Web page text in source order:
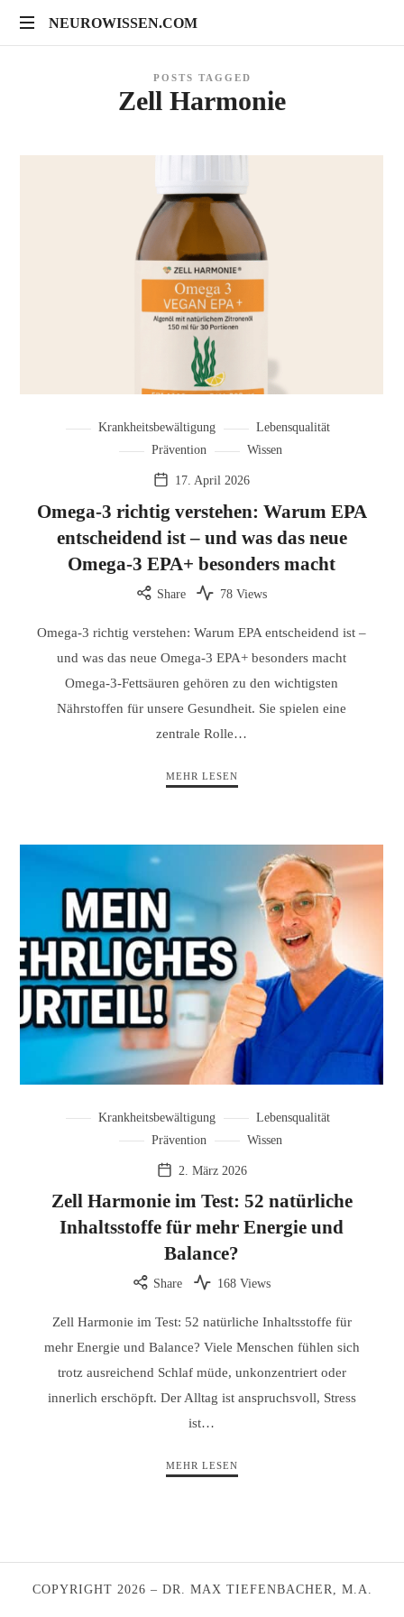
NEUROWISSEN.COM
NEUROWISSEN.COM
Gehirngesundheit,
POSTS TAGGED
Zell Harmonie
Krankheitsbewältigung
Lebensqualität
Prävention
Wissen
17. April 2026
Omega-3 richtig verstehen: Warum EPA
entscheidend ist – und was das neue
Omega-3 EPA+ besonders macht
Share 78 Views
Omega-3 richtig verstehen: Warum EPA entscheidend ist –
und was das neue Omega-3 EPA+ besonders macht
Omega-3-Fettsäuren gehören zu den wichtigsten
Nährstoffen für unsere Gesundheit. Sie spielen eine
zentrale Rolle…
MEHR LESEN
Krankheitsbewältigung
Lebensqualität
Prävention
Wissen
2. März 2026
Zell Harmonie im Test: 52 natürliche
Inhaltsstoffe für mehr Energie und
Balance?
Share 168 Views
Zell Harmonie im Test: 52 natürliche Inhaltsstoffe für
mehr Energie und Balance? Viele Menschen fühlen sich
trotz ausreichend Schlaf müde, unkonzentriert oder
innerlich erschöpft. Der Alltag ist anspruchsvoll, Stress
ist…
MEHR LESEN
COPYRIGHT 2026 – DR. MAX TIEFENBACHER, M.A.